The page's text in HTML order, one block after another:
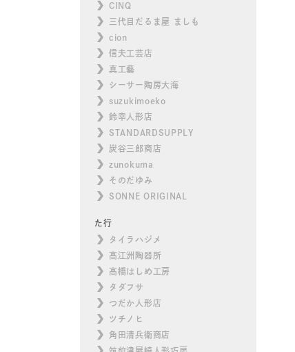
CINQ
三代目だるま屋 ましも
cion
信夫工芸店
真工藝
シーサー陶房大海
suzukimoeko
鈴幸人形店
STANDARDSUPPLY
炭谷三郎商店
zunokuma
そのだゆみ
SONNE ORIGINAL
た行
タイラハジメ
高江洲陶器所
高橋はしめ工房
タダフサ
つだか人形店
ツチノヒ
角田清兵衛商店
筑前津屋崎人形巧房